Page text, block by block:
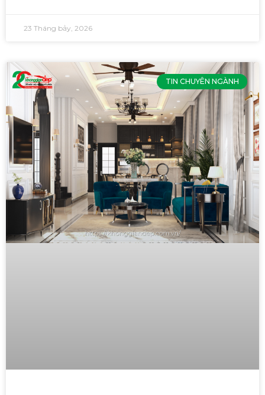
23 Tháng bảy, 2026
TIN CHUYÊN NGÀNH